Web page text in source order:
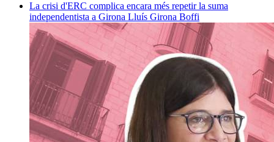
La crisi d'ERC complica encara més repetir la suma
independentista a Girona Lluís Girona Boffi